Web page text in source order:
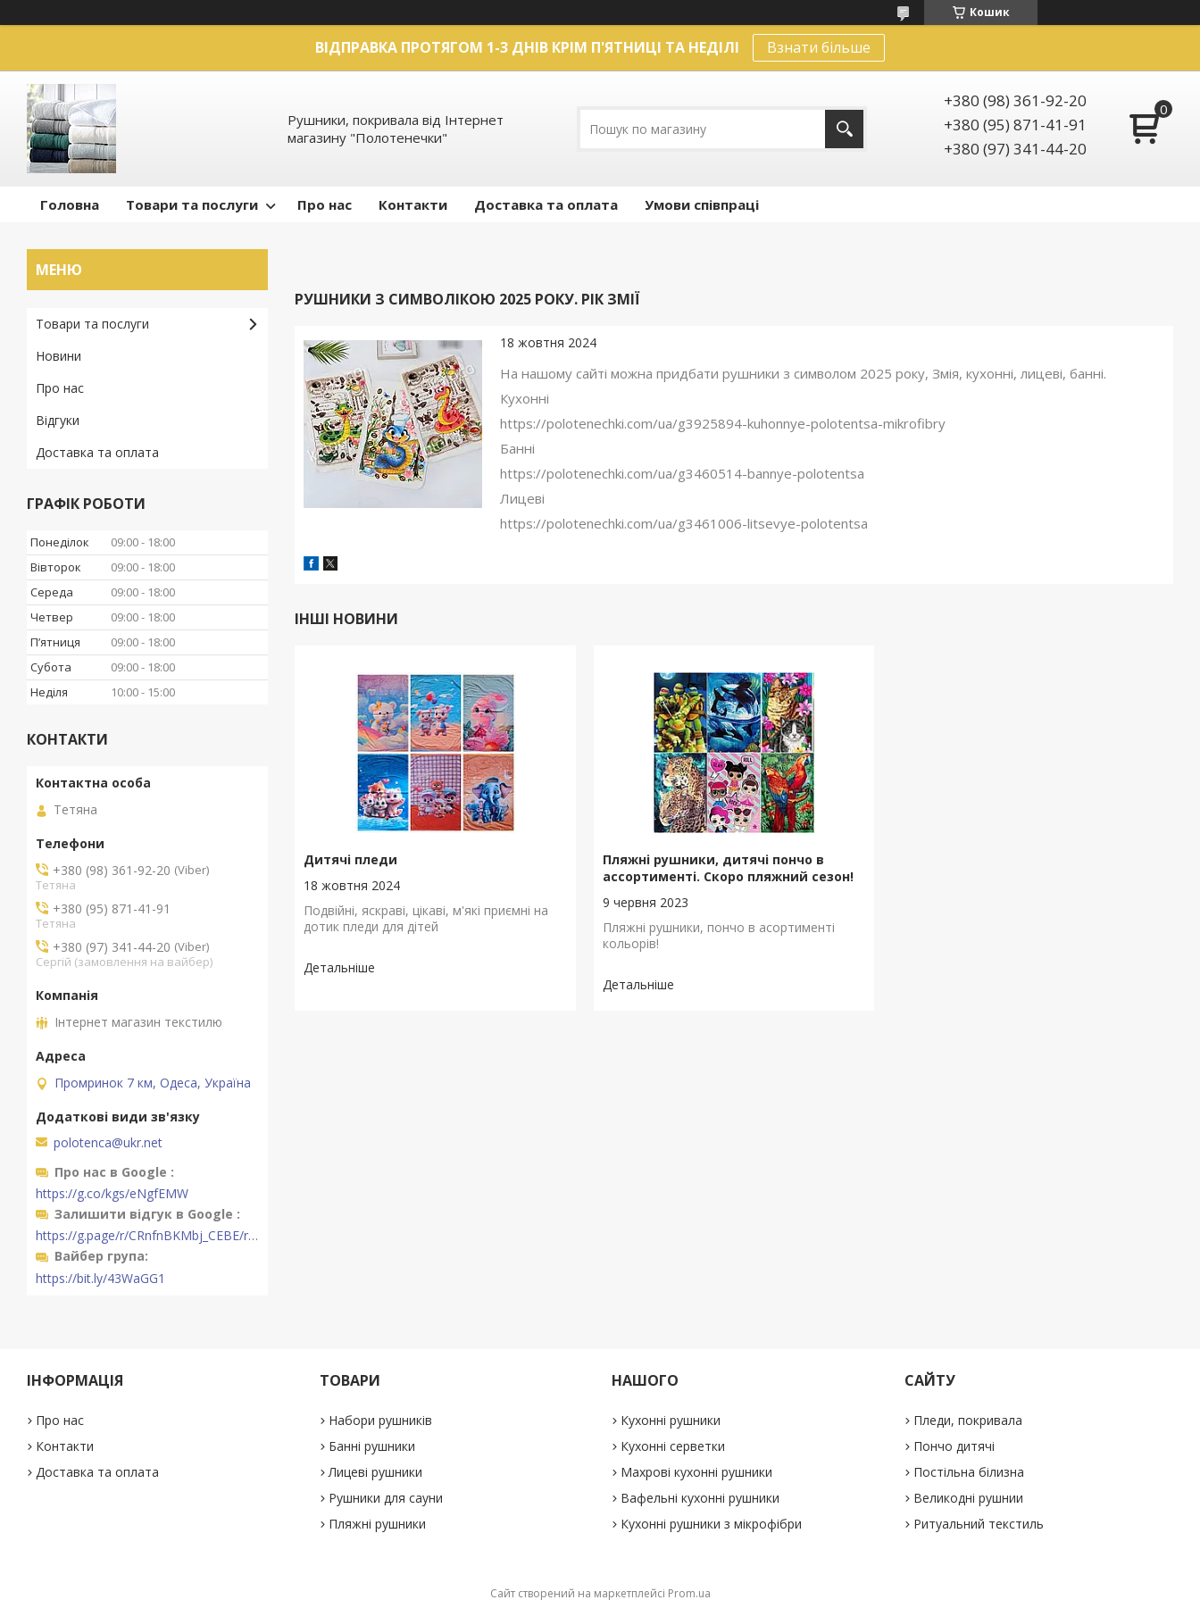
Кошик
ВІДПРАВКА ПРОТЯГОМ 1-3 ДНІВ КРІМ П'ЯТНИЦІ ТА НЕДІЛІ Взнати більше
Рушники, покривала від Інтернет
магазину "Полотенечки"
+380 (98) 361-92-20
+380 (95) 871-41-91
+380 (97) 341-44-20
Головна Товари та послуги Про нас Контакти Доставка та оплата Умови співпраці
РУШНИКИ З СИМВОЛІКОЮ 2025 РОКУ. РІК ЗМІЇ
18 жовтня 2024
На нашому сайті можна придбати рушники з символом 2025 року, Змія, кухонні, лицеві, банні.
Кухонні
https://polotenechki.com/ua/g3925894-kuhonnye-polotentsa-mikrofibry
Банні
https://polotenechki.com/ua/g3460514-bannye-polotentsa
Лицеві
https://polotenechki.com/ua/g3461006-litsevye-polotentsa
ІНШІ НОВИНИ
Дитячі пледи
18 жовтня 2024
Подвійні, яскраві, цікаві, м'які приємні на
дотик пледи для дітей
Пляжні рушники, дитячі пончо в
ассортименті. Скоро пляжний сезон!
9 червня 2023
Пляжні рушники, пончо в асортименті
кольорів!
Товари та послуги
Новини
Про нас
Відгуки
Доставка та оплата
ГРАФІК РОБОТИ
Понеділок 09:00
18:00
Вівторок
09:00
18:00
Середа
09:00
18:00
Четвер
09:00
18:00
Пʼятниця
09:00
18:00
Субота
09:00
18:00
Неділя
10:00 15:00
КОНТАКТИ
Тетяна
+380 (98) 361-92-20 Viber
Тетяна
+380 (95) 871-41-91
Тетяна
+380 (97) 341-44-20 Viber
Сергій (замовлення на вайбер)
Інтернет магазин текстилю
Промринок 7 км, Одеса, Україна
polotenca@ukr.net
Про нас в Google
https://g.co/kgs/eNgfEMW
Залишити відгук в Google
https://g.page/r/CRnfnBKMbj_CEBE/review
Вайбер група
https://bit.ly/43WaGG1
ІНФОРМАЦІЯ
Про нас
Контакти
Доставка та оплата
ТОВАРИ
Набори рушників
Банні рушники
Лицеві рушники
Рушники для сауни
Пляжні рушники
НАШОГО
Кухонні рушники
Кухонні серветки
Махрові кухонні рушники
Вафельні кухонні рушники
Кухонні рушники з мікрофібри
САЙТУ
Пледи, покривала
Пончо дитячі
Постільна білизна
Великодні рушнии
Ритуальний текстиль
Сайт створений на маркетплейсі Prom.ua